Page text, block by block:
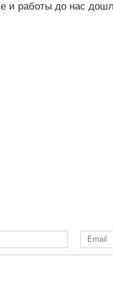
и работы до нас